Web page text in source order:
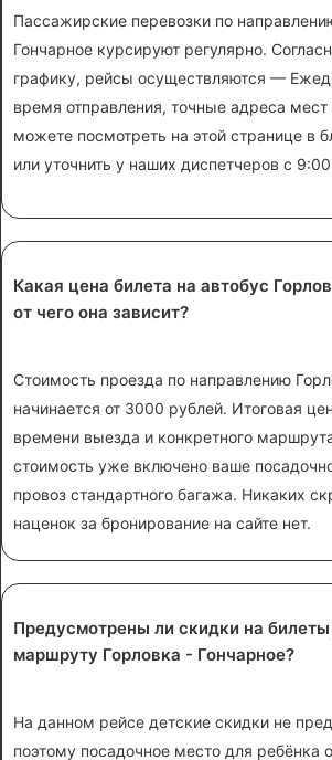
Пассажирские перевозки по
Гончарное курсируют регулярно.
графику, рейсы осуществляются —
время отправления, точные адреса мест
можете посмотреть на этой странице в
или уточнить у наших диспетчеров с
Какая цена билета на автобус
от чего она зависит?
Стоимость проезда по направлению
начинается от 3000 рублей. Итоговая
времени выезда и конкретного
стоимость уже включено ваше
провоз стандартного багажа. Никаких
наценок за бронирование на сайте нет.
Предусмотрены ли скидки на
маршруту Горловка - Гончарное?
На данном рейсе детские скидки не
поэтому посадочное место для ребёнка